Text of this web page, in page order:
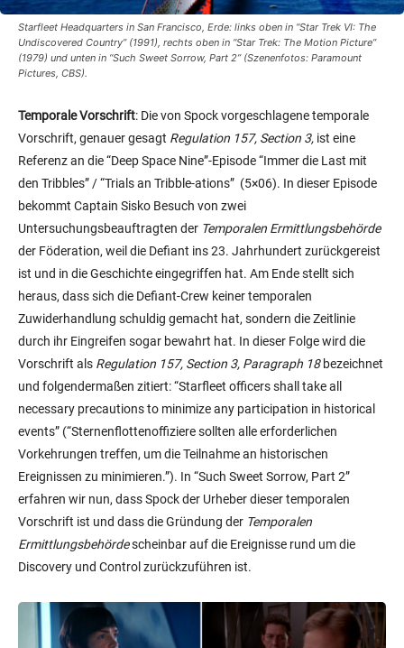
Starfleet Headquarters in San Francisco, Erde: links oben in “Star Trek VI: The
Undiscovered Country” (1991), rechts oben in “Star Trek: The Motion Picture”
(1979) und unten in “Such Sweet Sorrow, Part 2” (Szenenfotos: Paramount
Pictures, CBS).
Temporale Vorschrift: Die von Spock vorgeschlagene temporale
Vorschrift, genauer gesagt Regulation 157, Section 3, ist eine
Referenz an die “Deep Space Nine”-Episode “Immer die Last mit
den Tribbles” / “Trials an Tribble-ations” (5×06). In dieser Episode
bekommt Captain Sisko Besuch von zwei
Untersuchungsbeauftragten der Temporalen Ermittlungsbehörde
der Föderation, weil die Defiant ins 23. Jahrhundert zurückgereist
ist und in die Geschichte eingegriffen hat. Am Ende stellt sich
heraus, dass sich die Defiant-Crew keiner temporalen
Zuwiderhandlung schuldig gemacht hat, sondern die Zeitlinie
durch ihr Eingreifen sogar bewahrt hat. In dieser Folge wird die
Vorschrift als Regulation 157, Section 3, Paragraph 18 bezeichnet
und folgendermaßen zitiert: “Starfleet officers shall take all
necessary precautions to minimize any participation in historical
events” (“Sternenflottenoffiziere sollten alle erforderlichen
Vorkehrungen treffen, um die Teilnahme an historischen
Ereignissen zu minimieren.”). In “Such Sweet Sorrow, Part 2”
erfahren wir nun, dass Spock der Urheber dieser temporalen
Vorschrift ist und dass die Gründung der Temporalen
Ermittlungsbehördescheinbar auf die Ereignisse rund um die
Discovery und Control zurückzuführen ist.